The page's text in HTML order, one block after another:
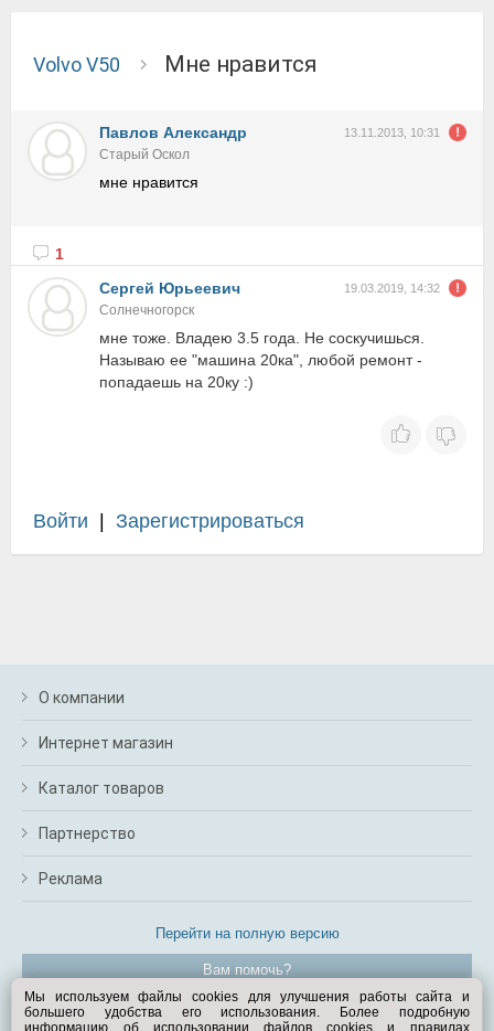
Volvo V50 мне нравится
Павлов Александр 13.11.2013, 10:31
Старый Оскол
мне нравится
1
Сергей Юрьеевич
19.03.2019, 14:32
Солнечногорск
мне тоже. Владею 3.5 года. Не соскучишься.
Называю ее "машина 20ка", любой ремонт -
попадаешь на 20ку :)
Войти Зарегистрироваться
О компании
Интернет магазин
Каталог товаров
Партнерство
Реклама
Перейти на полную версию
Вам помочь?
© Exist.ru 1998—2026
Мы используем файлы cookies для улучшения работы сайта и
большего удобства его использования. Более подробную
информацию об использовании файлов cookies и правилах